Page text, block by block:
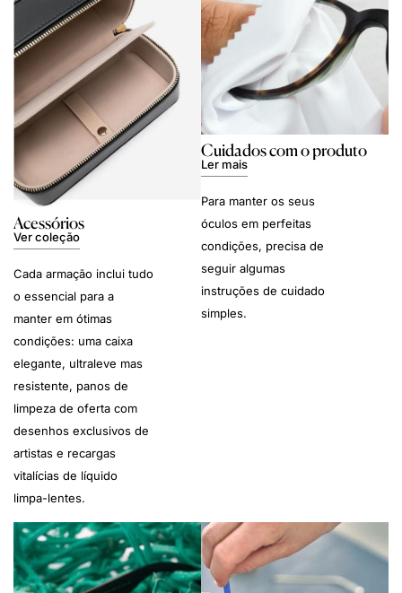
Acessórios
Ver coleção
Cada armação inclui tudo
o essencial para a
manter em ótimas
condições: uma caixa
elegante, ultraleve mas
resistente, panos de
limpeza de oferta com
desenhos exclusivos de
artistas e recargas
vitalícias de líquido
limpa-lentes.
Cuidados com o produto
Ler mais
Para manter os seus
óculos em perfeitas
condições, precisa de
seguir algumas
instruções de cuidado
simples.